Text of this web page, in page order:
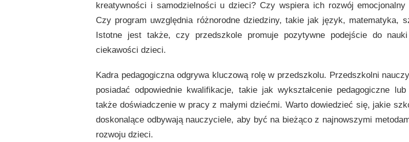
kreatywności i samodzielności u dzieci? Czy wspiera ich rozwój emocjonalny
Czy program uwzględnia różnorodne dziedziny, takie jak język, matematyka,
Istotne jest także, czy przedszkole promuje pozytywne podejście do
ciekawości dzieci.
Kadra pedagogiczna odgrywa kluczową rolę w przedszkolu. Przedszkolni
posiadać odpowiednie kwalifikacje, takie jak wykształcenie pedagogiczne
także doświadczenie w pracy z małymi dziećmi. Warto dowiedzieć się, jakie
doskonalące odbywają nauczyciele, aby być na bieżąco z najnowszymi
rozwoju dzieci.